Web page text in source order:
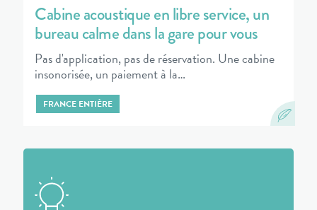
Cabine acoustique en libre service, un
bureau calme dans la gare pour vous
Pas d'application, pas de réservation. Une cabine
insonorisée, un paiement à la…
FRANCE ENTIÈRE